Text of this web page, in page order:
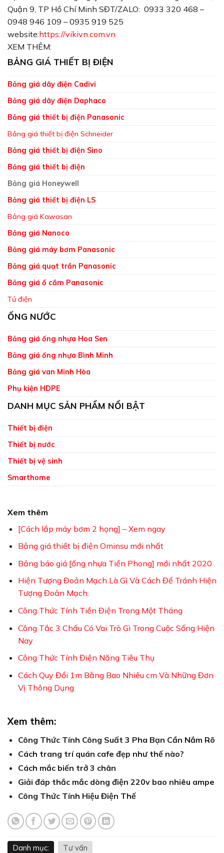
Quận 9, TP Hồ Chí Minh SĐT/ZALO: 0933 320 468 –
0948 946 109 – 0935 919 525
website:https://vikivn.com.vn
XEM THÊM:
BẢNG GIÁ THIẾT BỊ ĐIỆN
Bảng giá dây điện Cadivi
Bảng giá dây điện Daphaco
Bảng giá thiết bị điện Panasonic
Bảng giá thiết bị điện Schneider
Bảng giá thiết bị điện Sino
Bảng giá thiết bị điện
Bảng giá Honeywell
Bảng giá thiết bị điện LS
Bảng giá Kawasan
Bảng giá Nanoco
Bảng giá máy bơm Panasonic
Bảng giá quạt trần Panasonic
Bảng giá ổ cắm Panasonic
Tủ điện
ỐNG NƯỚC
Bảng giá ống nhựa Hoa Sen
Bảng giá ống nhựa Bình Minh
Bảng giá van Minh Hòa
Phụ kiện HDPE
DANH MỤC SẢN PHẨM NỔI BẬT
Thiết bị điện
Thiết bị nước
Thiết bị vệ sinh
Smarthome
Xem thêm
[Cách lắp máy bơm 2 họng] – Xem ngay
Bảng giá thiết bị điện Ominsu mới nhất
Bảng báo giá [ống nhựa Tiền Phong] mới nhất 2020
Hiện Tượng Đoản Mạch Là Gì Và Cách Để Tránh Hiện
Tượng Đoản Mạch.
Công Thức Tính Tiền Điện Trong Một Tháng
Công Tắc 3 Chấu Có Vai Trò Gì Trong Cuộc Sống Hiện
Nay
Công Thức Tính Điện Năng Tiêu Thụ
Cách Quy Đổi 1m Bằng Bao Nhiêu cm Và Những Đơn
Vị Thông Dụng
Xem thêm:
Công Thức Tính Công Suất 3 Pha Bạn Cần Nắm Rõ
Cách trang trí quán cafe đẹp như thế nào?
Cách mắc biến trở 3 chân
Giải đáp thắc mắc dòng điện 220v bao nhiêu ampe
Công Thức Tính Hiệu Điện Thế
Danh mục: Tư vấn